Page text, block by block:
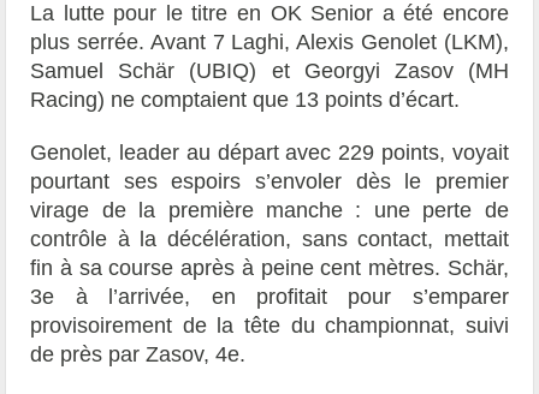
La lutte pour le titre en OK Senior a été encore
plus serrée. Avant 7 Laghi, Alexis Genolet (LKM),
Samuel Schär (UBIQ) et Georgyi Zasov (MH
Racing) ne comptaient que 13 points d’écart.
Genolet, leader au départ avec 229 points, voyait
pourtant ses espoirs s’envoler dès le premier
virage de la première manche : une perte de
contrôle à la décélération, sans contact, mettait
fin à sa course après à peine cent mètres. Schär,
3e à l’arrivée, en profitait pour s’emparer
provisoirement de la tête du championnat, suivi
de près par Zasov, 4e.